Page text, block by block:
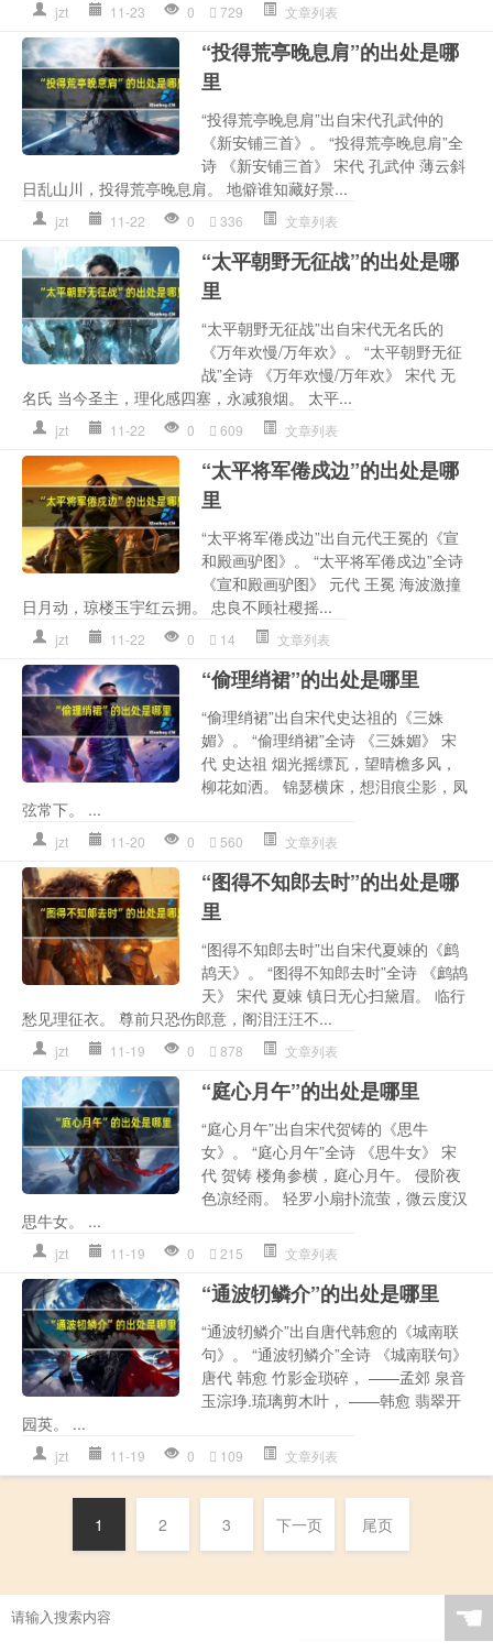
jzt 11-23 0 729 文章列表
“投得荒亭晚息肩”的出处是哪
里
“投得荒亭晚息肩”出自宋代孔武仲的
《新安铺三首》。 “投得荒亭晚息肩”全
诗 《新安铺三首》 宋代 孔武仲 薄云斜
日乱山川，投得荒亭晚息肩。 地僻谁知藏好景...
jzt 11-22 0 336 文章列表
“太平朝野无征战”的出处是哪
里
“太平朝野无征战”出自宋代无名氏的
《万年欢慢/万年欢》。 “太平朝野无征
战”全诗 《万年欢慢/万年欢》 宋代 无
名氏 当今圣主，理化感四塞，永减狼烟。 太平...
jzt 11-22 0 609 文章列表
“太平将军倦戍边”的出处是哪
里
“太平将军倦戍边”出自元代王冕的《宣
和殿画驴图》。 “太平将军倦戍边”全诗
《宣和殿画驴图》 元代 王冕 海波激撞
日月动，琼楼玉宇红云拥。 忠良不顾社稷摇...
jzt 11-22 0 14 文章列表
“偷理绡裙”的出处是哪里
“偷理绡裙”出自宋代史达祖的《三姝
媚》。 “偷理绡裙”全诗 《三姝媚》 宋
代 史达祖 烟光摇缥瓦，望晴檐多风，
柳花如洒。 锦瑟横床，想泪痕尘影，凤
弦常下。 ...
jzt 11-20 0 560 文章列表
“图得不知郎去时”的出处是哪
里
“图得不知郎去时”出自宋代夏竦的《鹧
鸪天》。 “图得不知郎去时”全诗 《鹧鸪
天》 宋代 夏竦 镇日无心扫黛眉。 临行
愁见理征衣。 尊前只恐伤郎意，阁泪汪汪不...
jzt 11-19 0 878 文章列表
“庭心月午”的出处是哪里
“庭心月午”出自宋代贺铸的《思牛
女》。 “庭心月午”全诗 《思牛女》 宋
代 贺铸 楼角参横，庭心月午。 侵阶夜
色凉经雨。 轻罗小扇扑流萤，微云度汉
思牛女。 ...
jzt 11-19 0 215 文章列表
“通波牣鳞介”的出处是哪里
“通波牣鳞介”出自唐代韩愈的《城南联
句》。 “通波牣鳞介”全诗 《城南联句》
唐代 韩愈 竹影金琐碎， ——孟郊 泉音
玉淙琤.琉璃剪木叶， ——韩愈 翡翠开
园英。 ...
jzt 11-19 0 109 文章列表
1 2 3 下一页 尾页
☚